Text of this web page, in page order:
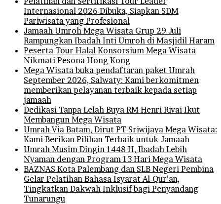
Internasional 2026 Dibuka, Siapkan SDM
Pariwisata yang Profesional
Jamaah Umroh Mega Wisata Grup 29 Juli
Rampungkan Ibadah Inti Umroh di Masjidil Haram
Peserta Tour Halal Konsorsium Mega Wisata
Nikmati Pesona Hong Kong
Mega Wisata buka pendaftaran paket Umrah
September 2026, Salwaty: Kami berkomitmen
memberikan pelayanan terbaik kepada setiap
jamaah
Dedikasi Tanpa Lelah Buya RM Henri Rivai Ikut
Membangun Mega Wisata
Umrah Via Batam, Dirut PT Sriwijaya Mega Wisata:
Kami Berikan Pilihan Terbaik untuk Jamaah
Umrah Musim Dingin 1448 H, Ibadah Lebih
Nyaman dengan Program 13 Hari Mega Wisata
BAZNAS Kota Palembang dan SLB Negeri Pembina
Gelar Pelatihan Bahasa Isyarat Al-Qur’an,
Tingkatkan Dakwah Inklusif bagi Penyandang
Tunarungu